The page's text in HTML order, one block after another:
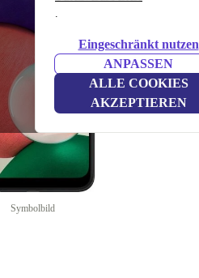
.
Eingeschränkt nutzen
ANPASSEN
ALLE COOKIES
AKZEPTIEREN
Symbolbild